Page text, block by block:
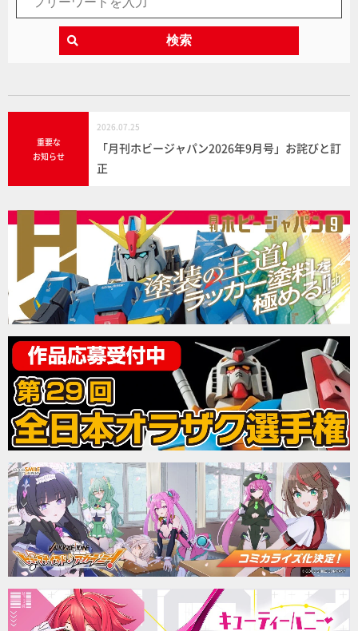
検索
重要な
お知らせ
2026.07.25
「月刊ホビージャパン2026年9月号」お詫びと訂
正